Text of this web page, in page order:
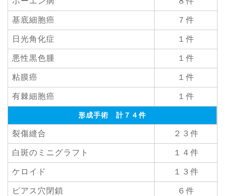
基底細胞癌 ７件
日光角化症 １件
悪性黒色腫 １件
粘膜癌 １件
有棘細胞癌 １件
形成手術 計７４件
裂傷縫合 ２３件
白斑のミニグラフト １４件
ケロイド １３件
ピアス穴閉鎖 ６件